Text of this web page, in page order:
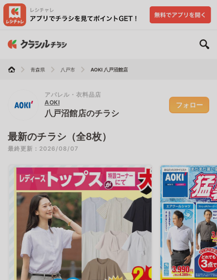
青森県 八戸市 AOKI 八戸沼館店
アパレル・衣料品店
AOKI
八戸沼館店のチラシ
フォロー
最新のチラシ（全8枚）
最終更新：2026/08/07